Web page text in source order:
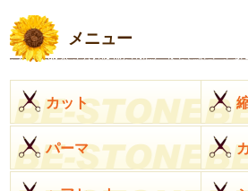
メニュー
カット
パーマ